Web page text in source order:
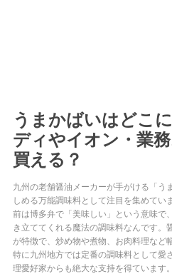
うまかばいはどこ
ディやイオン・業
買える？
九州の老舗醤油メーカーが手がける「う
しめる万能調味料として注目を集めてい
前は博多弁で「美味しい」という意味で
き立ててくれる魔法の調味料なんです。
が特徴で、炒め物や煮物、お肉料理など
特に九州地方では定番の調味料として愛
理愛好家からも絶大な支持を得ていま